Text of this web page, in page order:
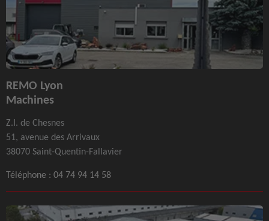
REMO Lyon
Machines
Z.I. de Chesnes
51, avenue des Arrivaux
38070 Saint-Quentin-Fallavier
Téléphone : 04 74 94 14 58